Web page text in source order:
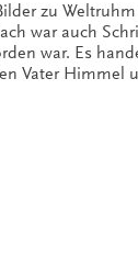
zu
war auch
war. Es
Vater Himmel